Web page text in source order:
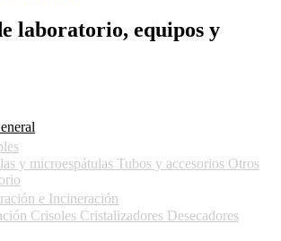
laboratorio, equipos y
y microespátulas Tubos y accesorios Otros
e Incineración
Crisoles Cristalizadores Desecadores